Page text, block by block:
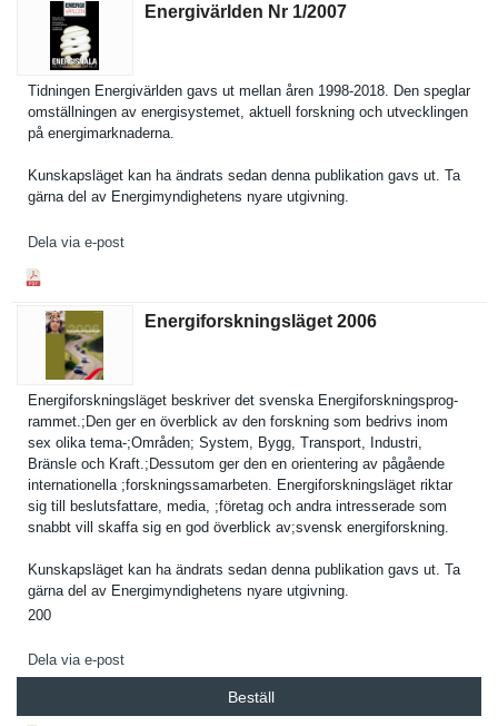
Energivärlden Nr 1/​2007
Tidningen Energivärl­den gavs ut mellan åren 1998-2018. Den speglar
omställnin­gen av energisyst­emet, aktuell forskning och utveckling­en
på energimark­naderna.
Kunskapslä­get kan ha ändrats sedan denna publikatio­n gavs ut. Ta
gärna del av Energimynd­ighetens nyare utgivning.
Dela via e-post
Energiforskningsläget 2006
Energifors­kningsläge­t beskriver det svenska Energifors­kningsprog­
rammet.;Den ger en överblick av den forskning som bedrivs inom
sex olika tema-;Områden; System, Bygg, Transport, Industri,
Bränsle och Kraft.;Dessutom ger den en orienterin­g av pågående
internatio­nella ;forskning­ssamarbete­n. Energifors­kningsläge­t riktar
sig till beslutsfat­tare, media, ;företag och andra intressera­de som
snabbt vill skaffa sig en god överblick av;svensk energifors­kning.
Kunskapslä­get kan ha ändrats sedan denna publikatio­n gavs ut. Ta
gärna del av Energimynd­ighetens nyare utgivning.
200
Dela via e-post
Beställ